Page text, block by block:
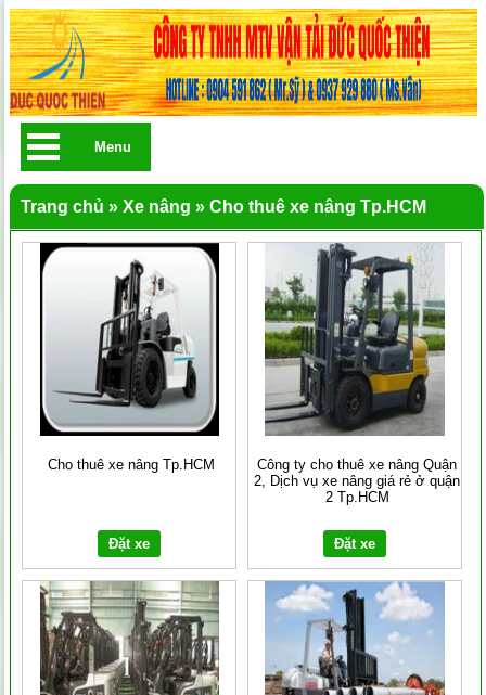
Cho thuê xe nâng Tp.HCM
Đặt xe
Công ty cho thuê xe nâng Quận
2, Dịch vụ xe nâng giá rẻ ở quận
2 Tp.HCM
Đặt xe
Trang chủ »Xe nâng »Cho thuê xe nâng Tp.HCM
Menu